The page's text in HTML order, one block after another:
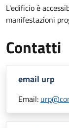
L'edificio è
manifestazioni
Contatti
email urp
Email: